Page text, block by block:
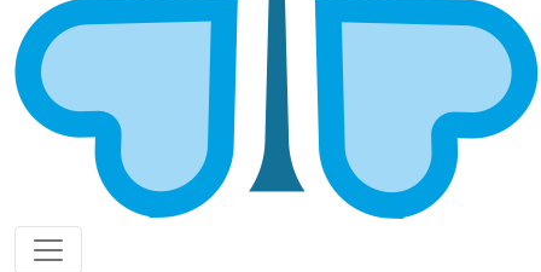
ОСНОВНЫЕ НАПРАВЛЕНИЯ
РАБОТЫ
Социальное служение
Руководитель: иерей Константин Курсанин
8 (902) 635-79-59
vk.com/socsol